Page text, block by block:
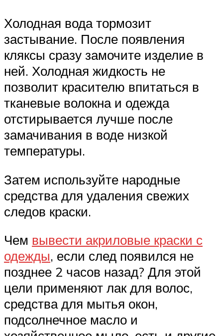
Холодная вода тормозит
застывание. После появления
кляксы сразу замочите изделие в
ней. Холодная жидкость не
позволит красителю впитаться в
тканевые волокна и одежда
отстирывается лучше после
замачивания в воде низкой
температуры.
Затем используйте народные
средства для удаления свежих
следов краски.
Чем вывести акриловые краски с
одежды, если след появился не
позднее 2 часов назад? Для этой
цели применяют лак для волос,
средства для мытья окон,
подсолнечное масло и